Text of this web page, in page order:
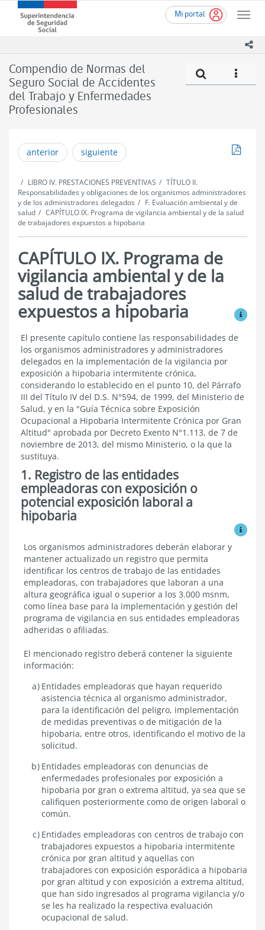
contenido
Mi portal
Toggle
Superintendencia
de
(SUSESO)
-
Gobierno
de
Chile
Compendio de Normas del
Seguro Social de Accidentes
del Trabajo y Enfermedades
Profesionales
icono
anterior siguiente
LIBRO IV. PRESTACIONES PREVENTIVAS
TÍTULO II.
Responsabilidades y obligaciones de los organismos administradores
y de los administradores delegados
F. Evaluación ambiental y de
salud
CAPÍTULO IX. Programa de vigilancia ambiental y de la salud
de trabajadores expuestos a hipobaria
CAPÍTULO IX. Programa de
vigilancia ambiental y de la
salud de trabajadores
expuestos a hipobaria Ver
Programa
de
vigilancia
ambiental
y
de
la
salud
de
trabajadores
expuestos
a
hipobaria
El presente capítulo contiene las responsabilidades de
los organismos administradores y administradores
delegados en la implementación de la vigilancia por
exposición a hipobaria intermitente crónica,
considerando lo establecido en el punto 10, del Párrafo
III del Título IV del D.S. N°594, de 1999, del Ministerio de
Salud, y en la "Guía Técnica sobre Exposición
Ocupacional a Hipobaria Intermitente Crónica por Gran
Altitud" aprobada por Decreto Exento N°1.113, de 7 de
noviembre de 2013, del mismo Ministerio, o la que la
sustituya.
1. Registro de las entidades
empleadoras con exposición o
potencial exposición laboral a
hipobaria
Ver
Registro
de
las
entidades
empleadoras
con
exposición
o
potencial
exposición
a
hipobaria
Los organismos administradores deberán elaborar y
mantener actualizado un registro que permita
identificar los centros de trabajo de las entidades
empleadoras, con trabajadores que laboran a una
altura geográfica igual o superior a los 3.000 msnm,
como línea base para la implementación y gestión del
programa de vigilancia en sus entidades empleadoras
adheridas o afiliadas.
El mencionado registro deberá contener la siguiente
información:
Entidades empleadoras que hayan requerido
asistencia técnica al organismo administrador,
para la identificación del peligro, implementación
de medidas preventivas o de mitigación de la
hipobaria, entre otros, identificando el motivo de la
solicitud.
Entidades empleadoras con denuncias de
enfermedades profesionales por exposición a
hipobaria por gran o extrema altitud, ya sea que se
califiquen posteriormente como de origen laboral o
común.
Entidades empleadoras con centros de trabajo con
trabajadores expuestos a hipobaria intermitente
crónica por gran altitud y aquellas con
trabajadores con exposición esporádica a hipobaria
por gran altitud y con exposición a extrema altitud,
que han sido ingresados al programa vigilancia y/o
se les ha realizado la respectiva evaluación
ocupacional de salud.